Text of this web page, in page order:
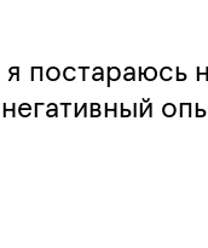
постараюсь